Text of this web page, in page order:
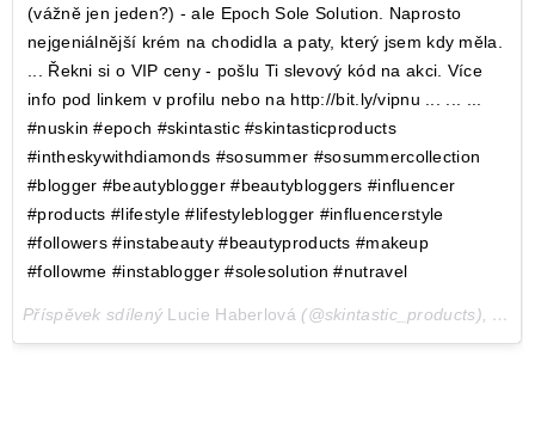
(vážně jen jeden?) - ale Epoch Sole Solution. Naprosto
nejgeniálnější krém na chodidla a paty, který jsem kdy měla.
... Řekni si o VIP ceny - pošlu Ti slevový kód na akci. Více
info pod linkem v profilu nebo na http://bit.ly/vipnu ... ... ...
#nuskin #epoch #skintastic #skintasticproducts
#intheskywithdiamonds #sosummer #sosummercollection
#blogger #beautyblogger #beautybloggers #influencer
#products #lifestyle #lifestyleblogger #influencerstyle
#followers #instabeauty #beautyproducts #makeup
#followme #instablogger #solesolution #nutravel
Příspěvek sdílený Lucie Haberlová (@skintastic_products), Čec